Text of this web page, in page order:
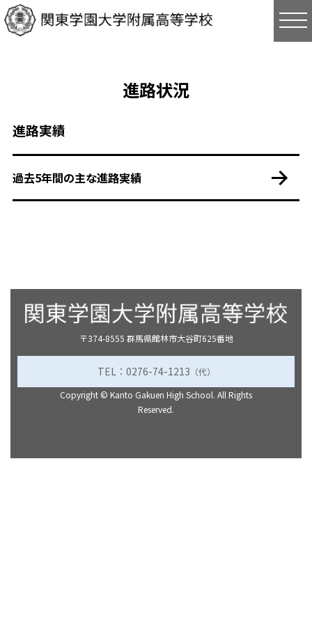
進路状況
進路実績
過去5年間の主な進路実績
〒374-8555 群馬県館林市大谷町625番地
TEL：0276-74-1213 （代）
Copyright © Kanto Gakuen High School. All Rights
Reserved.